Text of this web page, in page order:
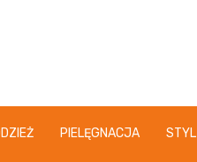
PIELĘGNACJA STYL